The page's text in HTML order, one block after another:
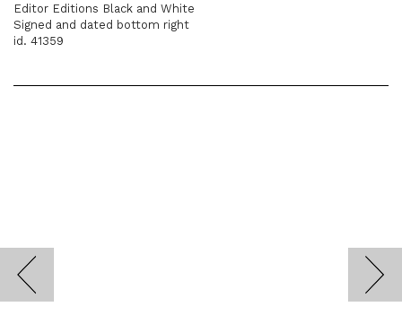
Editor Editions Black and White
Signed and dated bottom right
id. 41359